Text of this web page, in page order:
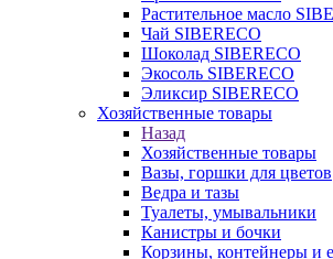
Растительное масло
Чай SIBERECO
Шоколад SIBERECO
Экосоль SIBERECO
Эликсир SIBERECO
Хозяйственные товары
Назад
Хозяйственные товары
Вазы, горшки для цветов
Ведра и тазы
Туалеты, умывальники
Канистры и бочки
Корзины, контейнеры и